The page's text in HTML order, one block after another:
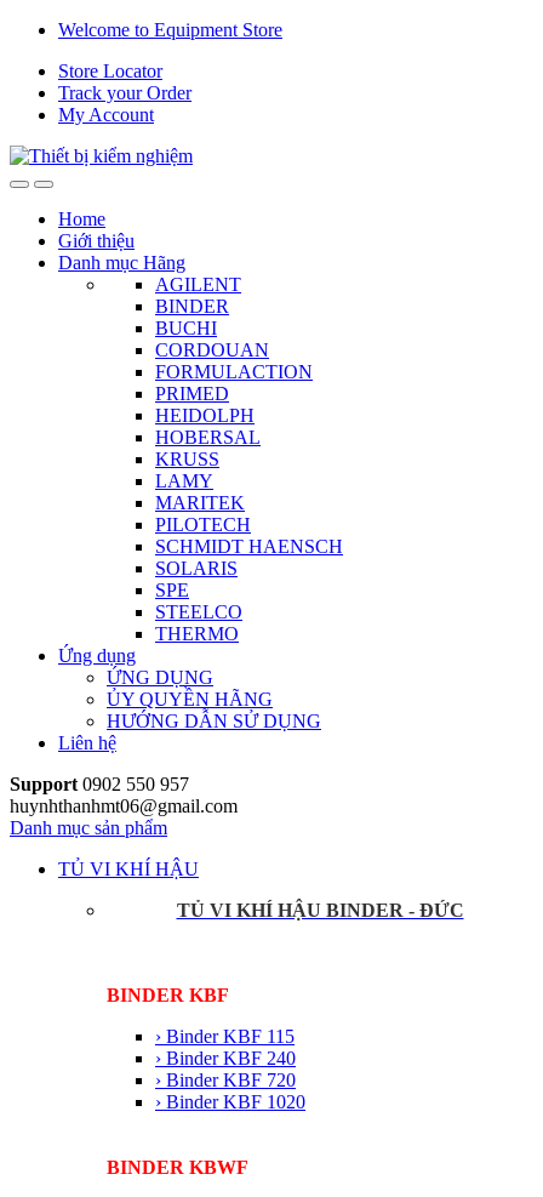
Skip
navigation
Skip
content
Welcome to Equipment Store
Store Locator
Track your Order
My Account
Home
Giới thiệu
Danh mục Hãng
AGILENT
BINDER
BUCHI
CORDOUAN
FORMULACTION
PRIMED
HEIDOLPH
HOBERSAL
KRUSS
LAMY
MARITEK
PILOTECH
SCHMIDT HAENSCH
SOLARIS
SPE
STEELCO
THERMO
Ứng dụng
ỨNG DỤNG
ỦY QUYỀN HÃNG
HƯỚNG DẪN SỬ DỤNG
Liên hệ
Support 0902 550 957
huynhthanhmt06@gmail.com
Danh mục sản phẩm
TỦ VI KHÍ HẬU
TỦ VI KHÍ HẬU BINDER - ĐỨC
BINDER KBF
› Binder KBF 115
› Binder KBF 240
› Binder KBF 720
› Binder KBF 1020
BINDER KBWF